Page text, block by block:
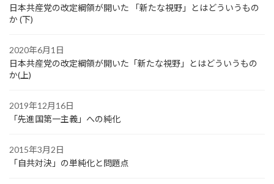
日本共産党の改定綱領が開いた 「新たな視野」とはどういうもの
か (下)
2020年6月1日
日本共産党の改定綱領が開いた「新たな視野」とはどういうもの
か(上)
2019年12月16日
「先進国第一主義」への純化
2015年3月2日
「自共対決」の単純化と問題点